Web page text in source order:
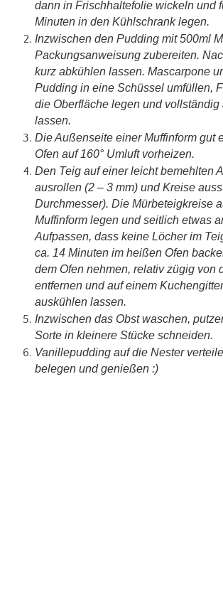
dann in Frischhaltefolie wickeln und
Minuten in den Kühlschrank legen.
Inzwischen den Pudding mit 500ml
Packungsanweisung zubereiten.
kurz abkühlen lassen. Mascarpone
Pudding in eine Schüssel umfüllen,
die Oberfläche legen und vollständig
lassen.
Die Außenseite einer Muffinform gut
Ofen auf 160° Umluft vorheizen.
Den Teig auf einer leicht bemehlten
ausrollen (2 – 3 mm) und Kreise
Durchmesser). Die Mürbeteigkreise
Muffinform legen und seitlich etwas
Aufpassen, dass keine Löcher im
ca. 14 Minuten im heißen Ofen
dem Ofen nehmen, relativ zügig von
entfernen und auf einem
auskühlen lassen.
Inzwischen das Obst waschen,
Sorte in kleinere Stücke schneiden.
Vanillepudding auf die Nester
belegen und genießen :)